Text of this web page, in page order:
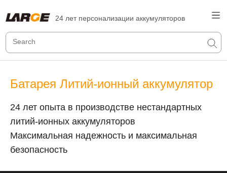
24 лет персонализации аккумуляторов
Батарея Литий-ионный аккумулятор
24 лет опыта в производстве нестандартных
литий-ионных аккумуляторов
Максимальная надежность и максимальная
безопасность